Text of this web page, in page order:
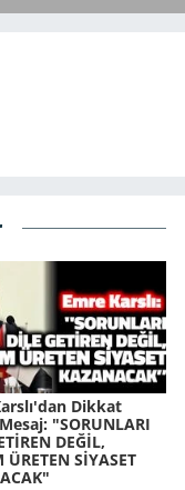
Dikkat
"SORUNLARI
DEĞİL,
ÜRETEN SİYASET